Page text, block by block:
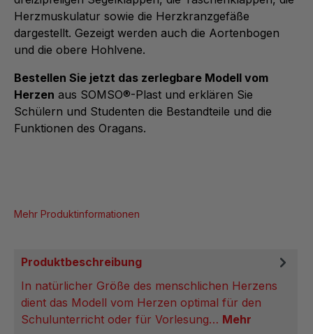
Herzmuskulatur sowie die Herzkranzgefäße
dargestellt. Gezeigt werden auch die Aortenbogen
und die obere Hohlvene.
Bestellen Sie jetzt das zerlegbare Modell vom
Herzen aus SOMSO®-Plast und erklären Sie
Schülern und Studenten die Bestandteile und die
Funktionen des Oragans.
Mehr Produktinformationen
Produktbeschreibung
In natürlicher Größe des menschlichen Herzens
dient das Modell vom Herzen optimal für den
Schulunterricht oder für Vorlesung… Mehr